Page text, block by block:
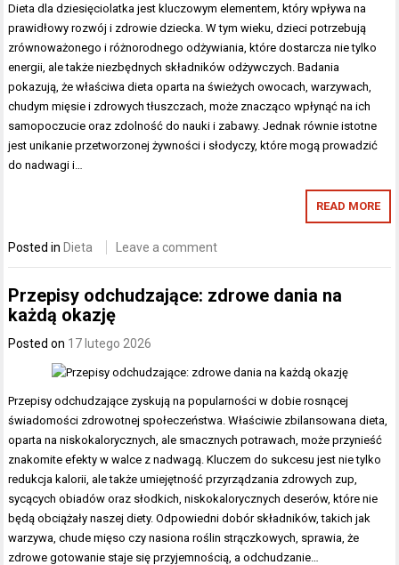
Dieta dla dziesięciolatka jest kluczowym elementem, który wpływa na
prawidłowy rozwój i zdrowie dziecka. W tym wieku, dzieci potrzebują
zrównoważonego i różnorodnego odżywiania, które dostarcza nie tylko
energii, ale także niezbędnych składników odżywczych. Badania
pokazują, że właściwa dieta oparta na świeżych owocach, warzywach,
chudym mięsie i zdrowych tłuszczach, może znacząco wpłynąć na ich
samopoczucie oraz zdolność do nauki i zabawy. Jednak równie istotne
jest unikanie przetworzonej żywności i słodyczy, które mogą prowadzić
do nadwagi i…
READ MORE
Posted in Dieta Leave a comment
Przepisy odchudzające: zdrowe dania na
każdą okazję
Posted on 17 lutego 2026
Przepisy odchudzające zyskują na popularności w dobie rosnącej
świadomości zdrowotnej społeczeństwa. Właściwie zbilansowana dieta,
oparta na niskokalorycznych, ale smacznych potrawach, może przynieść
znakomite efekty w walce z nadwagą. Kluczem do sukcesu jest nie tylko
redukcja kalorii, ale także umiejętność przyrządzania zdrowych zup,
sycących obiadów oraz słodkich, niskokalorycznych deserów, które nie
będą obciążały naszej diety. Odpowiedni dobór składników, takich jak
warzywa, chude mięso czy nasiona roślin strączkowych, sprawia, że
zdrowe gotowanie staje się przyjemnością, a odchudzanie…